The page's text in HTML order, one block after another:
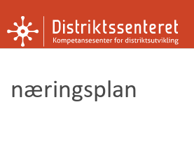
Metoder og verktøy
næringsplan